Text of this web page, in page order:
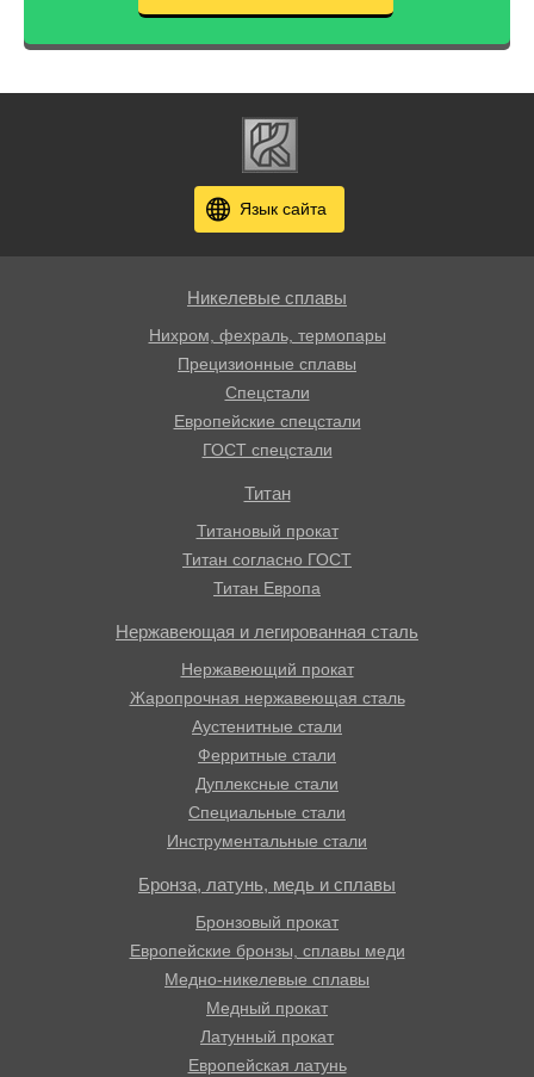
Язык сайта
Никелевые сплавы
Нихром, фехраль, термопары
Прецизионные сплавы
Спецстали
Европейские спецстали
ГОСТ спецстали
Титан
Титановый прокат
Титан согласно ГОСТ
Титан Европа
Нержавеющая и легированная сталь
Нержавеющий прокат
Жаропрочная нержавеющая сталь
Аустенитные стали
Ферритные стали
Дуплексные стали
Специальные стали
Инструментальные стали
Бронза, латунь, медь и сплавы
Бронзовый прокат
Европейские бронзы, сплавы меди
Медно-никелевые сплавы
Медный прокат
Латунный прокат
Европейская латунь